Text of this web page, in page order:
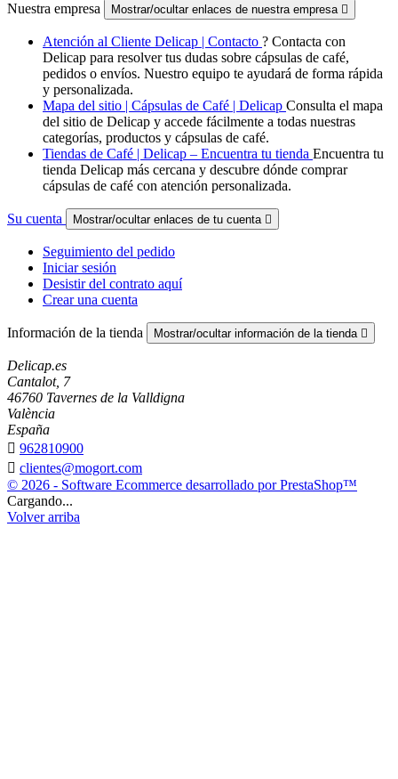
Nuestra empresa Mostrar/ocultar enlaces de nuestra empresa 
Atención al Cliente Delicap | Contacto ? Contacta con
Delicap para resolver tus dudas sobre cápsulas de café,
pedidos o envíos. Nuestro equipo te ayudará de forma rápida
y personalizada.
Mapa del sitio | Cápsulas de Café | Delicap Consulta el mapa
del sitio de Delicap y accede fácilmente a todas nuestras
categorías, productos y cápsulas de café.
Tiendas de Café | Delicap – Encuentra tu tienda Encuentra tu
tienda Delicap más cercana y descubre dónde comprar
cápsulas de café con atención personalizada.
Su cuenta Mostrar/ocultar enlaces de tu cuenta 
Seguimiento del pedido
Iniciar sesión
Desistir del contrato aquí
Crear una cuenta
Información de la tienda Mostrar/ocultar información de la tienda 
Delicap.es
Cantalot, 7
46760 Tavernes de la Valldigna
València
España
 962810900
 clientes@mogort.com
© 2026 - Software Ecommerce desarrollado por PrestaShop™
Cargando...
Volver arriba